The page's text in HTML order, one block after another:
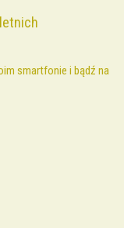
smartfonie i bądź na